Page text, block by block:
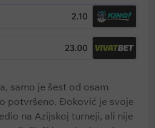
2.10
23.00
samo je šest od osam
potvršeno. Đoković je svoje
na Azijskoj turneji, ali nije